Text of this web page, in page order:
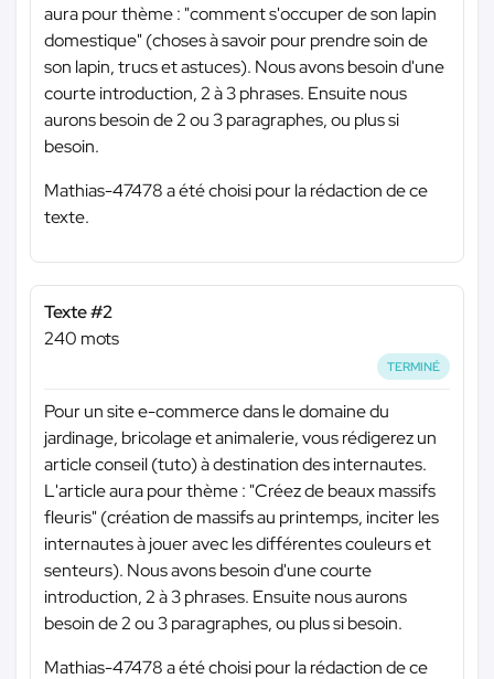
aura pour thème : "comment s'occuper de son lapin
domestique" (choses à savoir pour prendre soin de
son lapin, trucs et astuces). Nous avons besoin d'une
courte introduction, 2 à 3 phrases. Ensuite nous
aurons besoin de 2 ou 3 paragraphes, ou plus si
besoin.
Mathias-47478 a été choisi pour la rédaction de ce
texte.
Texte #2
240 mots
TERMINÉ
Pour un site e-commerce dans le domaine du
jardinage, bricolage et animalerie, vous rédigerez un
article conseil (tuto) à destination des internautes.
L'article aura pour thème : "Créez de beaux massifs
fleuris" (création de massifs au printemps, inciter les
internautes à jouer avec les différentes couleurs et
senteurs). Nous avons besoin d'une courte
introduction, 2 à 3 phrases. Ensuite nous aurons
besoin de 2 ou 3 paragraphes, ou plus si besoin.
Mathias-47478 a été choisi pour la rédaction de ce